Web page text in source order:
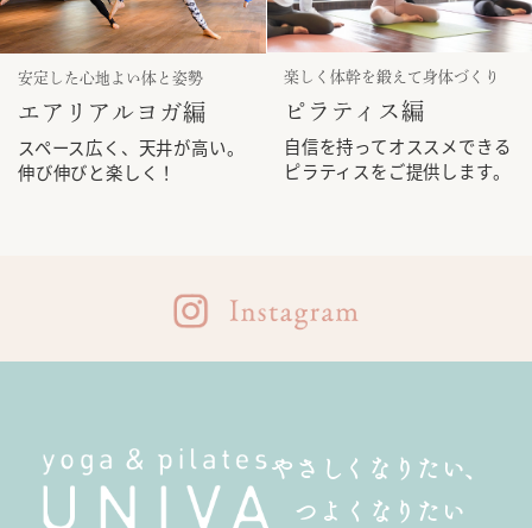
安定した心地よい体と姿勢
エアリアルヨガ編
スペース広く、天井が高い。
伸び伸びと楽しく！
楽しく体幹を鍛えて身体づくり
ピラティス編
自信を持ってオススメできる
ピラティスをご提供します。
やさしくなりたい、
つよくなりたい